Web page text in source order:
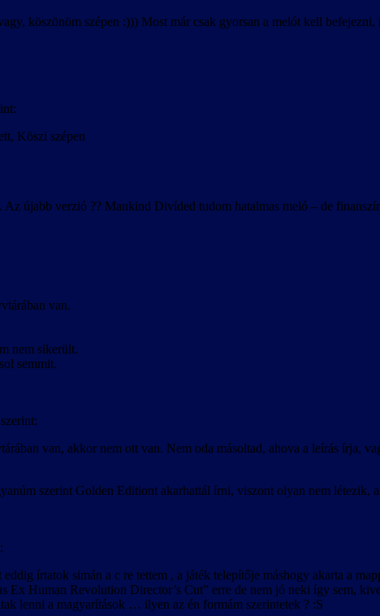
köszönöm szépen :))) Most már csak gyorsan a melót kell
Köszi szépen
újabb verzió ?? Mankind Divíded tudom hatalmas meló – de
van.
nem sikerült.
semmit.
szerint:
van, akkor nem ott van. Nem oda másoltad, ahova a leírás írja,
szerint Golden Editiont akarhattál írni, viszont olyan nem létezik,
írtatok simán a c re tettem , a játék telepítője máshogy akarta a
Ex Human Revolution Director’s Cut” erre de nem jó neki így sem,
lenni a magyarítások … ilyen az én formám szerintetek ? :S